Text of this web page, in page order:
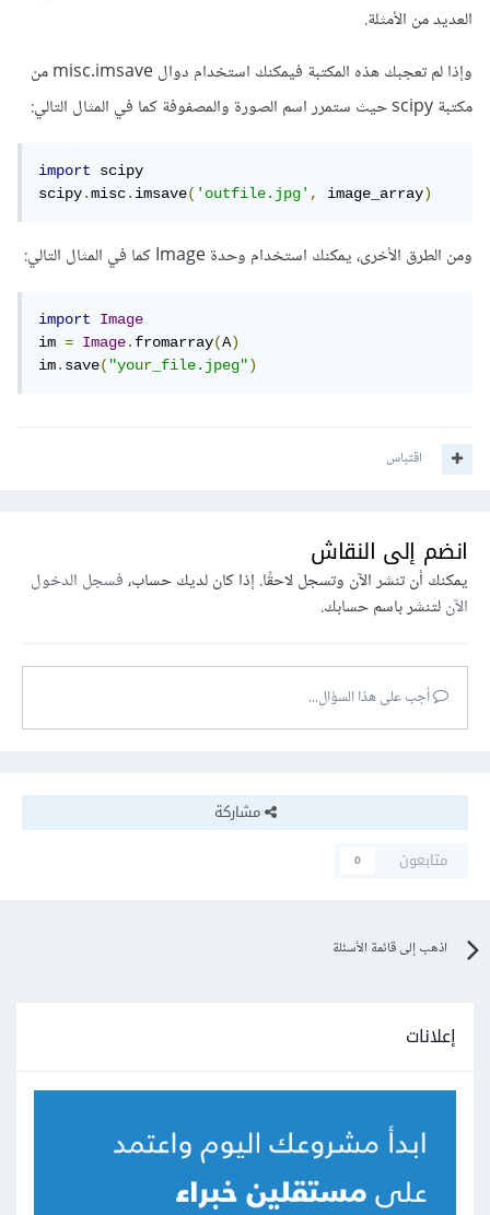
العديد من الأمثلة.
وإذا لم تعجبك هذه المكتبة فيمكنك استخدام دوال misc.imsave من
مكتبة scipy حيث ستمرر اسم الصورة والمصفوفة كما في المثال التالي:
import
scipy
scipy.misc.imsave('outfile.jpg', image_array)
ومن الطرق الأخرى، يمكنك استخدام وحدة Image كما في المثال التالي:
import
Image
im = Image.fromarray(A)
im.save("your_file.jpeg")
اقتباس
انضم إلى النقاش
يمكنك أن تنشر الآن وتسجل لاحقًا. إذا كان لديك حساب،فسجل الدخول
الآنلتنشر باسم حسابك.
أجب على هذا السؤال...
مشاركة
متابعون
0
اذهب إلى قائمة الأسئلة
إعلانات